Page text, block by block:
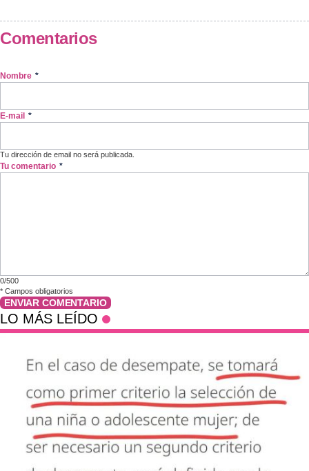
Comentarios
Nombre *
E-mail *
Tu dirección de email no será publicada.
Tu comentario *
0/500
* Campos obligatorios
ENVIAR COMENTARIO
LO MÁS LEÍDO